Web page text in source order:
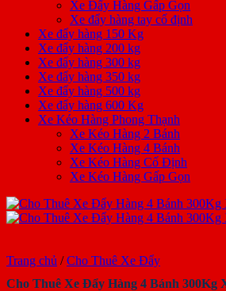
Xe Đẩy Hàng Gấp Gọn
Xe đẩy hàng tay cố định
Xe đẩy hàng 150 Kg
Xe đẩy hàng 200 kg
Xe đẩy hàng 300 kg
Xe đẩy hàng 350 kg
Xe đẩy hàng 500 kg
Xe đẩy hàng 600 Kg
Xe Kéo Hàng Phong Thạnh
Xe Kéo Hàng 2 Bánh
Xe Kéo Hàng 4 Bánh
Xe Kéo Hàng Cố Định
Xe Kéo Hàng Gấp Gọn
Trang chủ / Cho Thuê Xe Đẩy
Cho Thuê Xe Đẩy Hàng 4 Bánh 300Kg